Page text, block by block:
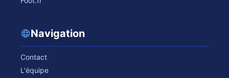
Navigation
Contact
L'équipe